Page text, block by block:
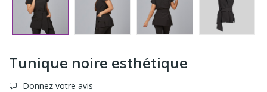
Tunique noire esthétique
Donnez votre avis